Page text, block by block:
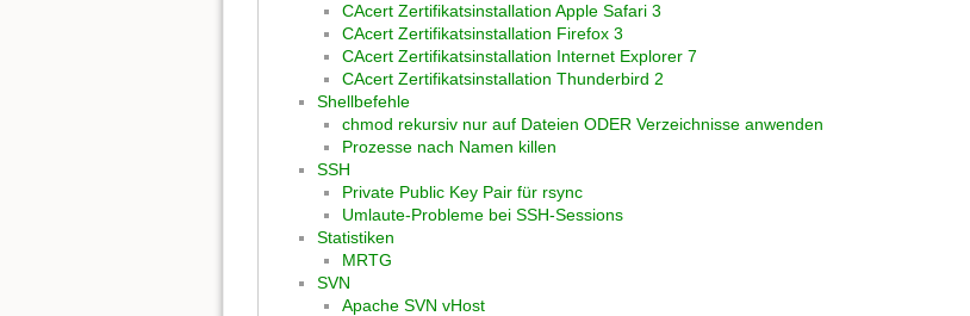
CAcert Zertifikatsinstallation Apple Safari 3
CAcert Zertifikatsinstallation Firefox 3
CAcert Zertifikatsinstallation Internet Explorer 7
CAcert Zertifikatsinstallation Thunderbird 2
Shellbefehle
chmod rekursiv nur auf Dateien ODER Verzeichnisse anwenden
Prozesse nach Namen killen
SSH
Private Public Key Pair für rsync
Umlaute-Probleme bei SSH-Sessions
Statistiken
MRTG
SVN
Apache SVN vHost